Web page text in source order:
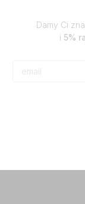
Damy Ci
i 5%